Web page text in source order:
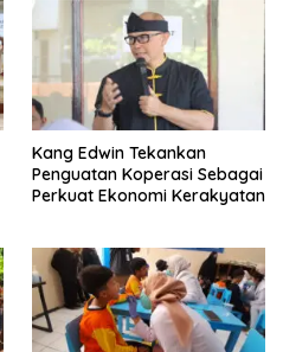
Kang Edwin Tekankan
Penguatan Koperasi Sebagai
Perkuat Ekonomi Kerakyatan